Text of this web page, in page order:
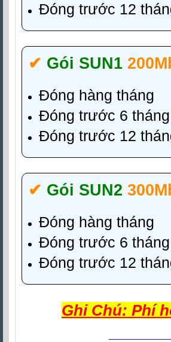
Đóng trước 12
✔‎ Gói SUN1
Đóng hàng tháng
Đóng trước 6 tháng
Đóng trước 12
✔‎ Gói SUN2
Đóng hàng tháng
Đóng trước 6 tháng
Đóng trước 12
Ghi Chú: Phí